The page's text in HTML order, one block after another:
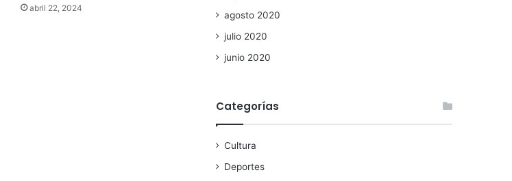
abril 22, 2024
agosto 2020
julio 2020
junio 2020
Categorías
Cultura
Deportes